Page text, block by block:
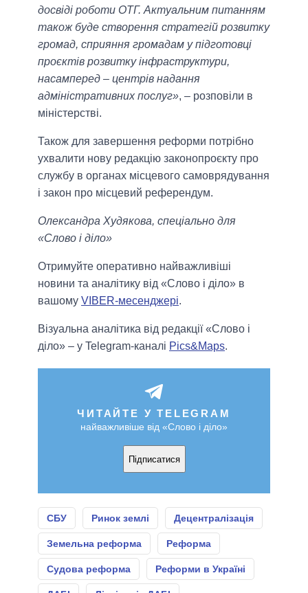
досвіді роботи ОТГ. Актуальним питанням
також буде створення стратегій розвитку
громад, сприяння громадам у підготовці
проєктів розвитку інфраструктури,
насамперед – центрів надання
адміністративних послуг», – розповіли в
міністерстві.
Також для завершення реформи потрібно
ухвалити нову редакцію законопроєкту про
службу в органах місцевого самоврядування
і закон про місцевий референдум.
Олександра Худякова, спеціально для
«Слово і діло»
Отримуйте оперативно найважливіші
новини та аналітику від «Слово і діло» в
вашому VIBER-месенджері.
Візуальна аналітика від редакції «Слово і
діло» – у Telegram-каналі Pics&Maps.
ЧИТАЙТЕ У TELEGRAM
найважливіше від «Слово і діло»
Підписатися
СБУ Ринок землі Децентралізація
Земельна реформа Реформа
Судова реформа Реформи в Україні